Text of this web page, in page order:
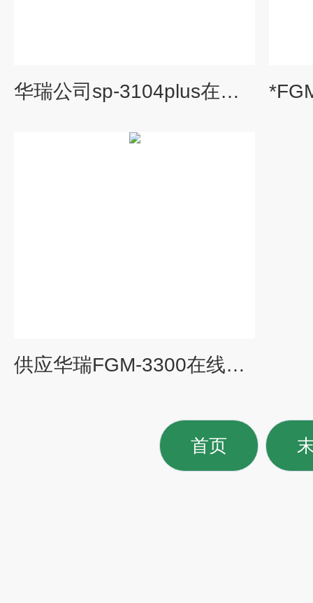
华瑞公司sp-3104plus在线式一氧化氮气体变送器
供应华瑞FGM-3300在线式一氧化氮报警器/变送器
首页